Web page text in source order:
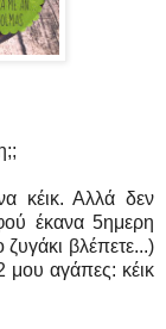
κέικ. Αλλά δεν
έκανα 5ημερη
βλέπετε...)
μου αγάπες: κέικ